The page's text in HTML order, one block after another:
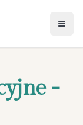
-